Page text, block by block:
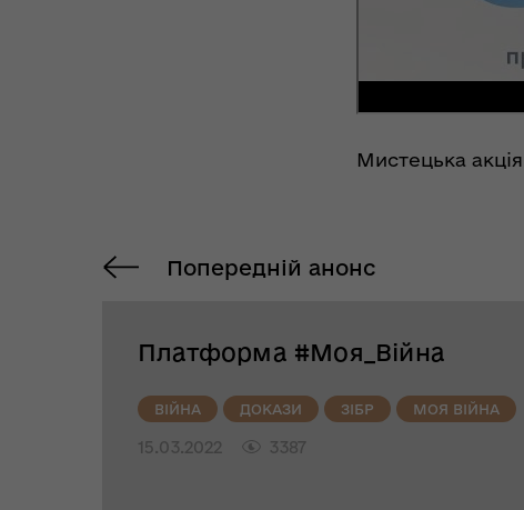
Мистецька
Попередній анонс
Платформа #Моя_Війна
ВІЙНА ДОКАЗИ ЗІБР МОЯ ВІЙНА
15.03.2022 3387